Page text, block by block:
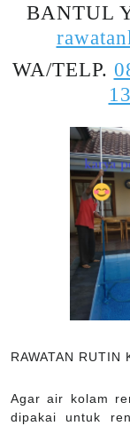
BANTUL
WA/TELP.
13
RAWATAN RUTIN
Agar air kolam
dipakai untuk